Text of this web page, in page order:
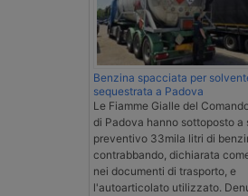
Benzina spacciata per
sequestrata a Padova
Le Fiamme Gialle del
di Padova hanno sottoposto a
preventivo 33mila litri di
contrabbando, dichiarata
nei documenti di trasporto, e
l'autoarticolato utilizzato.